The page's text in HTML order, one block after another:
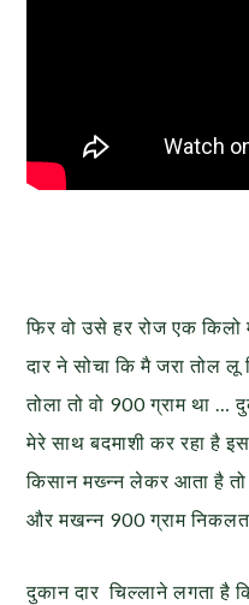
फिर वो उसे हर रोज एक
दार ने सोचा कि मै जरा तोल
तोला तो वो 900 ग्राम था …
मेरे साथ बदमाशी कर रहा है
किसान मख्न्न लेकर आता है
और मखन्न 900 ग्राम
दुकान दार चिल्लाने लगता है